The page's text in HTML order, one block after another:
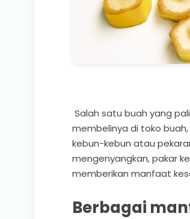
Salah satu buah yang
membelinya di toko
kebun-kebun atau
mengenyangkan, pakar
memberikan manfaat
Berbagai